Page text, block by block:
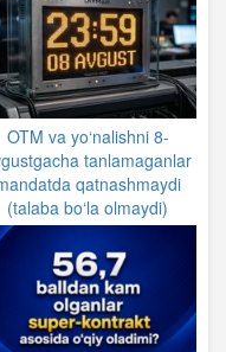
OTM va yo‘nalishni 8-
tanlamaganlar
qatnashmaydi
(talaba bo‘la olmaydi)